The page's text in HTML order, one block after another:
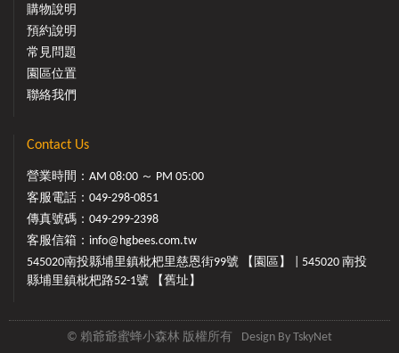
購物說明
預約說明
常見問題
園區位置
聯絡我們
Contact Us
營業時間：AM 08:00 ～ PM 05:00
客服電話： 049-298-0851
傳真號碼：049-299-2398
客服信箱： info@hgbees.com.tw
545020南投縣埔里鎮枇杷里慈恩街99號 【園區】 | 545020 南投
縣埔里鎮枇杷路52-1號 【舊址】
© 賴爺爺蜜蜂小森林 版權所有 Design By TskyNet